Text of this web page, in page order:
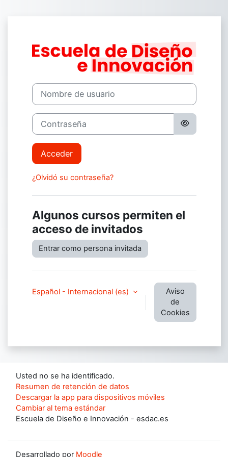
Entrar a
Nombre de usuario
Contraseña
Acceder
¿Olvidó su contraseña?
Algunos cursos permiten el
acceso de invitados
Entrar como persona invitada
Español - Internacional ‎(es)‎
Aviso
de
Cookies
Usted no se ha identificado.
Resumen de retención de datos
Descargar la app para dispositivos móviles
Cambiar al tema estándar
Escuela de Diseño e Innovación - esdac.es
Desarrollado por Moodle